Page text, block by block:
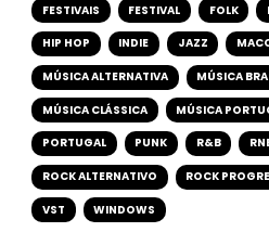
FESTIVAIS FESTIVAL FOLK
HIP HOP INDIE JAZZ
MÚSICA ALTERNATIVA MÚSICA
MÚSICA CLÁSSICA MÚSICA
PORTUGAL PUNK R&B
ROCK ALTERNATIVO ROCK
VST WINDOWS